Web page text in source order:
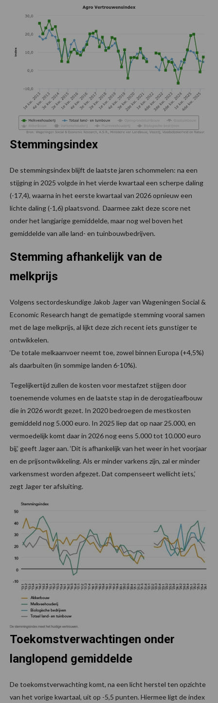
Stemmingsindex
De stemmingsindex blijft de laatste jaren schommelen: na een
stijging in 2025 volgde in het vierde kwartaal een scherpe daling
(-17,4), waarna in het eerste kwartaal van 2026 opnieuw een
lichte daling (-1,6) plaatsvond. Daarmee zakt deze score net
onder het langjarige gemiddelde, maar nog wel boven het
gemiddelde van alle land- en tuinbouwbedrijven.
Stemming afhankelijk van de
melkprijs
Volgens sectordeskundige Jakob Jager van Wageningen Social &
Economic Research hangt de gematigde stemming vooral samen
met de lage melkprijs, al lijkt deze zich recent iets gunstiger te
ontwikkelen.
‘De totale melkaanvoer neemt toe, zowel binnen Europa (+4,5%)
als daarbuiten (in sommige landen 6-10%).
Tegelijkertijd zullen de kosten voor mestafzet stijgen door
toenemende volumes en de laatste stap in de derogatieafbouw
die in 2026 wordt gezet. In 2020 bedroegen de mestkosten
gemiddeld nog 5.000 euro. In 2025 liep dat op naar 25.000, en
vermoedelijk komt daar in 2026 nog eens 5.000 tot 10.000 euro
bij,’ geeft Jager aan. ‘Dit is afhankelijk van het weer in het voorjaar
en de prijsontwikkeling. Als er minder varkens zijn, zal er minder
varkensmest worden afgezet. Dat compenseert wellicht iets,’
zegt Jager ter afsluiting.
Toekomstverwachtingen onder
langlopend gemiddelde
De toekomstverwachting komt, na een licht herstel ten opzichte
van het vorige kwartaal, uit op -5,5 punten. Hiermee ligt de index